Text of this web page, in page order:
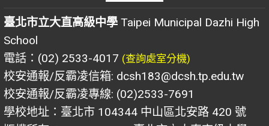
臺北市立大直高級中學 Taipei Municipal Dazhi High
School
電話：(02) 2533-4017 (查詢處室分機)
校安通報/反霸凌信箱: dcsh183@dcsh.tp.edu.tw
校安通報/反霸凌專線: (02)2533-7691
學校地址：臺北市 104344 中山區北安路 420 號